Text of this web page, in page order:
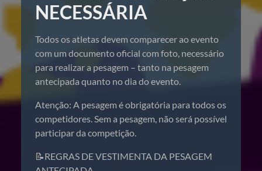
NECESSÁRIA
Todos os atletas devem comparecer ao evento
com um documento oficial com foto, necessário
para realizar a pesagem – tanto na pesagem
antecipada quanto no dia do evento.
Atenção: A pesagem é obrigatória para todos os
competidores. Sem a pesagem, não será possível
participar da competição.
📝REGRAS DE VESTIMENTA DA PESAGEM